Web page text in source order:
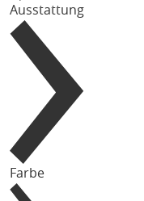
Ausstattung
Farbe